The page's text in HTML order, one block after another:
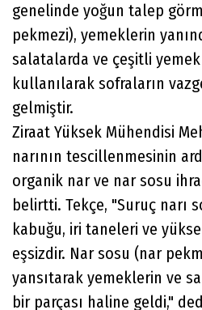
genelinde yoğun talep
pekmezi), yemeklerin
salatalarda ve çeşitli
kullanılarak sofraların
gelmiştir.
Ziraat Yüksek Mühendisi
narının tescillenmesinin
organik nar ve nar sosu
belirtti. Tekçe, "Suruç narı
kabuğu, iri taneleri ve
eşsizdir. Nar sosu (nar
yansıtarak yemeklerin ve
bir parçası haline geldi,"